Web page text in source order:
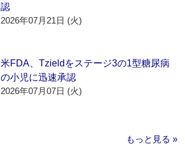
認
2026年07月21日 (火)
米FDA、Tzieldをステージ3の1型糖尿病
の小児に迅速承認
2026年07月07日 (火)
もっと見る »